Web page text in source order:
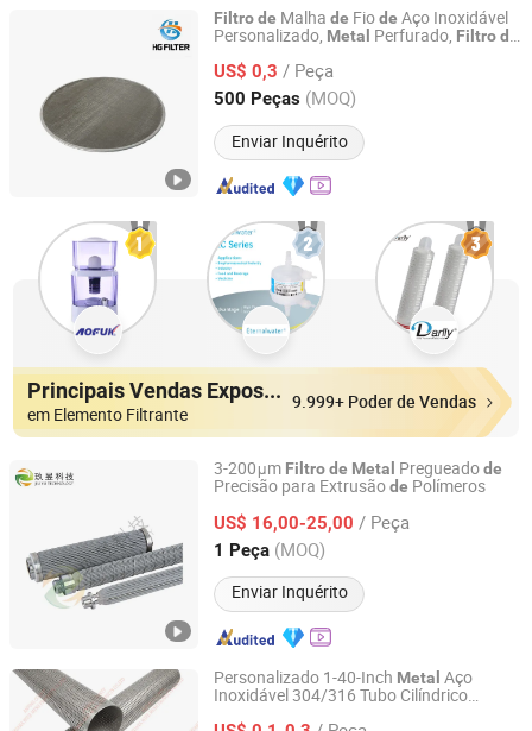
Filtrode Malha de Fiode Aço Inoxidável
Personalizado, Metal Perfurado, Filtrode
Extrusora dePlástico/Oleo/Filtração
Polímero
US$ 0,3 / Peça
500 Peças (MOQ)
Enviar Inquérito
Pujiang Haigong Filter Co., Ltd.
Zhejiang, China Desde 2015
Principais Vendas Expositores
em Elemento Filtrante
9.999+ Poder de Vendas
3-200μm Filtrode Metal Pregueadode
Precisão para Extrusãode Polímeros
US$ 16,00-25,00 / Peça
1 Peça (MOQ)
Enviar Inquérito
Zhejiang Jiuyu Technology Co., Ltd.
Zhejiang, China Desde 2026
Personalizado 1-40-Inch Metal Aço
Inoxidável 304/316 Tubo Cilíndrico
Anping County Huana Wire Mesh Products Co., Ltd.